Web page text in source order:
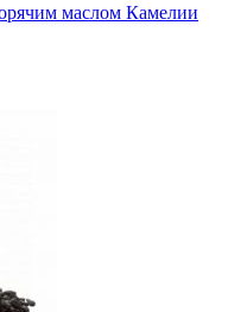
маслом Камелии